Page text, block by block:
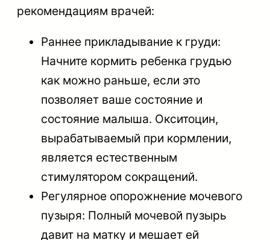
рекомендациям врачей:
Раннее прикладывание к груди:
Начните кормить ребенка грудью
как можно раньше, если это
позволяет ваше состояние и
состояние малыша. Окситоцин,
вырабатываемый при кормлении,
является естественным
стимулятором сокращений.
Регулярное опорожнение мочевого
пузыря: Полный мочевой пузырь
давит на матку и мешает ей